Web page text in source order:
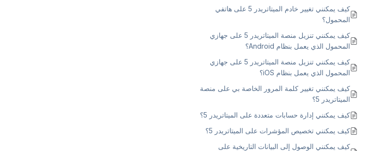
كيف يمكنني تغيير خادم الميتاتريدر 5 على هاتفي
المحمول؟
كيف يمكنني تنزيل منصة الميتاتريدر 5 على جهازي
المحمول الذي يعمل بنظام Android؟
كيف يمكنني تنزيل منصة الميتاتريدر 5 على جهازي
المحمول الذي يعمل بنظام iOS؟
كيف يمكنني تغيير كلمة المرور الخاصة بي على منصة
الميتاتريدر 5؟
كيف يمكنني إدارة حسابات متعددة على الميتاتريدر 5؟
كيف يمكنني تخصيص المؤشرات على الميتاتريدر 5؟
كيف يمكنني الوصول إلى البيانات التاريخية على